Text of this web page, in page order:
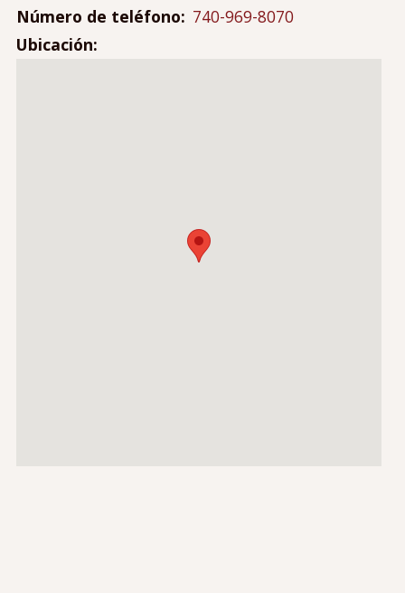
Número de teléfono
740-969-8070
Ubicación